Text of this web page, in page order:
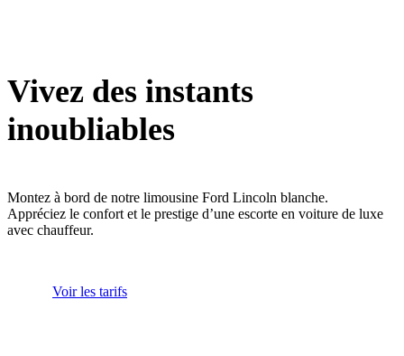
Vivez des instants
inoubliables
Montez à bord de notre limousine Ford Lincoln blanche.
Appréciez le confort et le prestige d’une escorte en voiture de luxe
avec chauffeur.
Voir les tarifs